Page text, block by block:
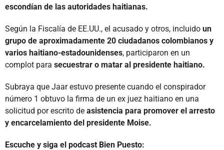
escondían de las autoridades haitianas.
Según la Fiscalía de EE.UU., el acusado y otros, incluido un
grupo de aproximadamente 20 ciudadanos colombianos y
varios haitiano-estadounidenses, participaron en un
complot para secuestrar o matar al presidente haitiano.
Subraya que Jaar estuvo presente cuando el conspirador
número 1 obtuvo la firma de un ex juez haitiano en una
solicitud por escrito de asistencia para promover el arresto
y encarcelamiento del presidente Moise.
Escuche y siga el podcast Bien Puesto: